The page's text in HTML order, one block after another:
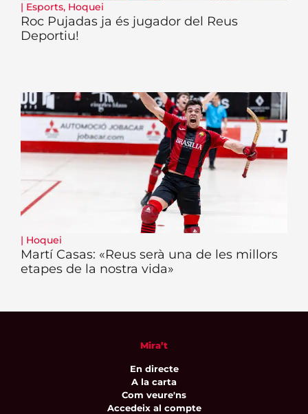
| Esports, Hoquei
Roc Pujadas ja és jugador del Reus
Deportiu!
| Hoquei
Martí Casas: «Reus serà una de les millors
etapes de la nostra vida»
Mira’t
En directe
A la carta
Com veure'ns
Accedeix al compte